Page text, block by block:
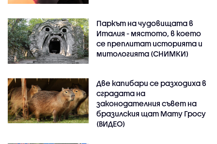
Паркът на чудовищата в
Италия - мястото, в което
се преплитат историята и
митологията (СНИМКИ)
Две капибари се разходиха в
сградата на
законодателния съвет на
бразилския щат Мату Гросу
(ВИДЕО)